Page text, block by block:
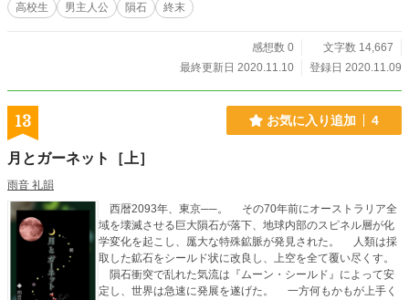
高校生 男主人公 隕石 終末
感想数 0
文字数 14,667
最終更新日 2020.11.10
登録日 2020.11.09
13 お気に入り追加 4
月とガーネット［上］
雨音 礼韻
西暦2093年、東京──。 その70年前にオーストラリア全
域を壊滅させる巨大隕石が落下、地球内部のスピネル層が化
学変化を起こし、厖大な特殊鉱脈が発見された。 人類は採
取した鉱石をシールド状に改良し、上空を全て覆い尽くす。
隕石衝突で乱れた気流は『ムーン・シールド』によって安
定し、世界は急速に発展を遂げた。 一方何もかもが上手く